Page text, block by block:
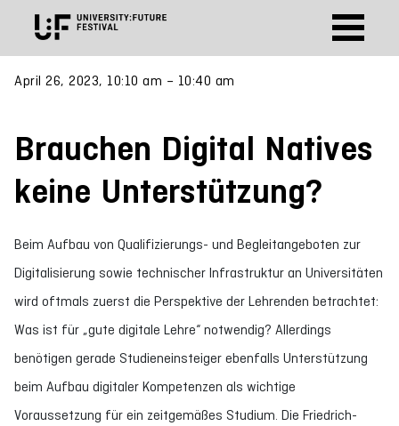
April 26, 2023, 10:10 am – 10:40 am
Brauchen Digital Natives
keine Unterstützung?
Beim Aufbau von Qualifizierungs- und Begleitangeboten zur
Digitalisierung sowie technischer Infrastruktur an Universitäten
wird oftmals zuerst die Perspektive der Lehrenden betrachtet:
Was ist für „gute digitale Lehre“ notwendig? Allerdings
benötigen gerade Studieneinsteiger ebenfalls Unterstützung
beim Aufbau digitaler Kompetenzen als wichtige
Voraussetzung für ein zeitgemäßes Studium. Die Friedrich-